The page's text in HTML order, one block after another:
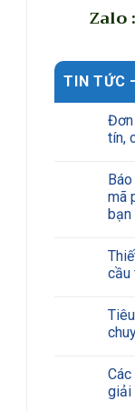
Zalo :
TIN TỨC
tín,
mã
bạn
cầu
giải